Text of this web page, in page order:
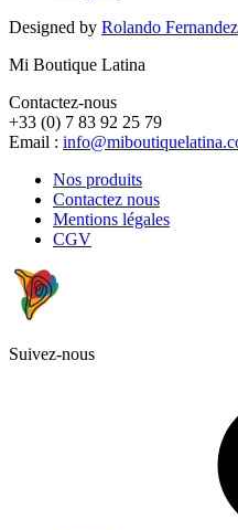
Designed by Rolando Fernandez
Mi Boutique Latina
Contactez-nous
+33 (0) 7 83 92 25 79
Email :
Nos produits
Contactez nous
Mentions légales
CGV
Suivez-nous